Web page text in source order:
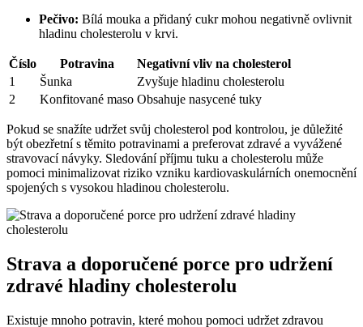
Pečivo: Bílá mouka a přidaný cukr mohou negativně ovlivnit
hladinu cholesterolu v krvi.
Číslo Potravina
Negativní vliv na cholesterol
1
Šunka
Zvyšuje hladinu cholesterolu
2
Konfitované maso Obsahuje nasycené tuky
Pokud se snažíte udržet svůj cholesterol pod kontrolou, je důležité
být obezřetní s těmito potravinami a preferovat zdravé a vyvážené
stravovací návyky. Sledování příjmu tuku a cholesterolu může
pomoci minimalizovat riziko vzniku kardiovaskulárních onemocnění
spojených s vysokou hladinou cholesterolu.
Strava a doporučené porce pro udržení
zdravé hladiny cholesterolu
Existuje mnoho potravin, které mohou pomoci udržet zdravou